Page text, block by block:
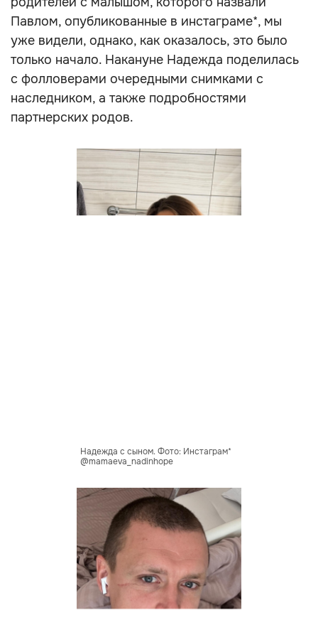
Павлом, опубликованные в инстаграме*, мы
уже видели, однако, как оказалось, это было
только начало. Накануне Надежда поделилась
с фолловерами очередными снимками с
наследником, а также подробностями
партнерских родов.
Надежда с сыном. Фото: Инстаграм*
@mamaeva_nadinhope